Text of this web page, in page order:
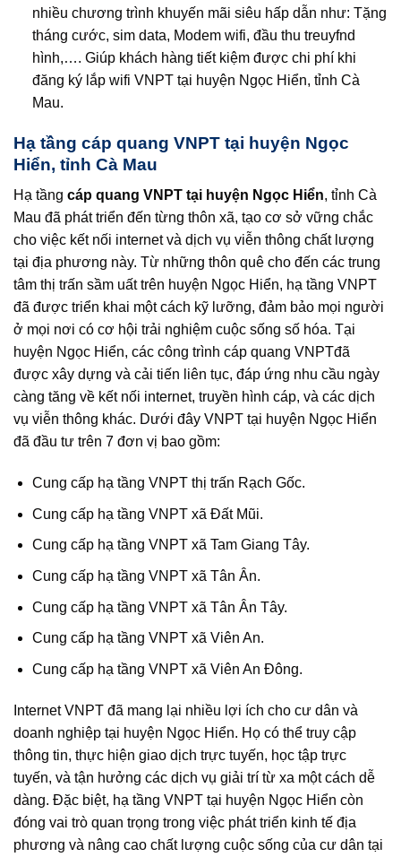
nhiều chương trình khuyến mãi siêu hấp dẫn như: Tặng
tháng cước, sim data, Modem wifi, đầu thu treuyfnd
hình,…. Giúp khách hàng tiết kiệm được chi phí khi
đăng ký lắp wifi VNPT tại huyện Ngọc Hiển, tỉnh Cà
Mau.
Hạ tầng cáp quang VNPT tại huyện Ngọc
Hiển, tỉnh Cà Mau
Hạ tầng cáp quang VNPT tại huyện Ngọc Hiển, tỉnh Cà
Mau đã phát triển đến từng thôn xã, tạo cơ sở vững chắc
cho việc kết nối internet và dịch vụ viễn thông chất lượng
tại địa phương này. Từ những thôn quê cho đến các trung
tâm thị trấn sầm uất trên huyện Ngọc Hiển, hạ tầng VNPT
đã được triển khai một cách kỹ lưỡng, đảm bảo mọi người
ở mọi nơi có cơ hội trải nghiệm cuộc sống số hóa. Tại
huyện Ngọc Hiển, các công trình cáp quang VNPTđã
được xây dựng và cải tiến liên tục, đáp ứng nhu cầu ngày
càng tăng về kết nối internet, truyền hình cáp, và các dịch
vụ viễn thông khác. Dưới đây VNPT tại huyện Ngọc Hiển
đã đầu tư trên 7 đơn vị bao gồm:
Cung cấp hạ tầng VNPT thị trấn Rạch Gốc.
Cung cấp hạ tầng VNPT xã Đất Mũi.
Cung cấp hạ tầng VNPT xã Tam Giang Tây.
Cung cấp hạ tầng VNPT xã Tân Ân.
Cung cấp hạ tầng VNPT xã Tân Ân Tây.
Cung cấp hạ tầng VNPT xã Viên An.
Cung cấp hạ tầng VNPT xã Viên An Đông.
Internet VNPT đã mang lại nhiều lợi ích cho cư dân và
doanh nghiệp tại huyện Ngọc Hiển. Họ có thể truy cập
thông tin, thực hiện giao dịch trực tuyến, học tập trực
tuyến, và tận hưởng các dịch vụ giải trí từ xa một cách dễ
dàng. Đặc biệt, hạ tầng VNPT tại huyện Ngọc Hiển còn
đóng vai trò quan trọng trong việc phát triển kinh tế địa
phương và nâng cao chất lượng cuộc sống của cư dân tại